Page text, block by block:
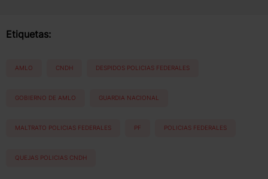
Etiquetas:
AMLO CNDH DESPIDOS POLICIAS FEDERALES
GOBIERNO DE AMLO GUARDIA NACIONAL
MALTRATO POLICIAS FEDERALES PF POLICIAS FEDERALES
QUEJAS POLICIAS CNDH